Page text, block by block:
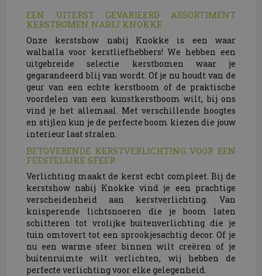
EEN UITERST GEVARIEERD ASSORTIMENT
KERSTBOMEN NABIJ KNOKKE
Onze kerstshow nabij Knokke is een waar
walhalla voor kerstliefhebbers! We hebben een
uitgebreide selectie kerstbomen waar je
gegarandeerd blij van wordt. Of je nu houdt van de
geur van een echte kerstboom of de praktische
voordelen van een kunstkerstboom wilt, bij ons
vind je het allemaal. Met verschillende hoogtes
en stijlen kun je de perfecte boom kiezen die jouw
interieur laat stralen.
BETOVERENDE KERSTVERLICHTING VOOR EEN
FEESTELIJKE SFEER
Verlichting maakt de kerst echt compleet. Bij de
kerstshow nabij Knokke vind je een prachtige
verscheidenheid aan kerstverlichting. Van
knisperende lichtsnoeren die je boom laten
schitteren tot vrolijke buitenverlichting die je
tuin omtovert tot een sprookjesachtig decor. Of je
nu een warme sfeer binnen wilt creëren of je
buitenruimte wilt verlichten, wij hebben de
perfecte verlichting voor elke gelegenheid.